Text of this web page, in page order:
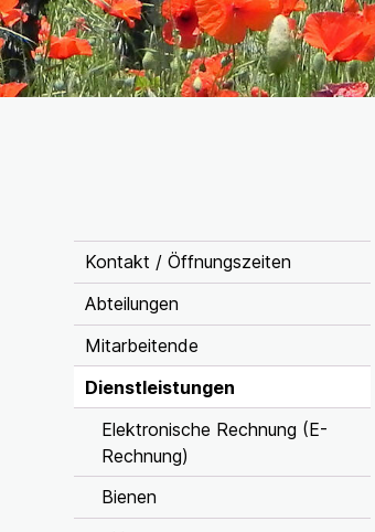
Inhaltsnavigation
Kontakt / Öffnungszeiten
Abteilungen
Mitarbeitende
Dienstleistungen
Elektronische Rechnung (E-
Rechnung)
Bienen